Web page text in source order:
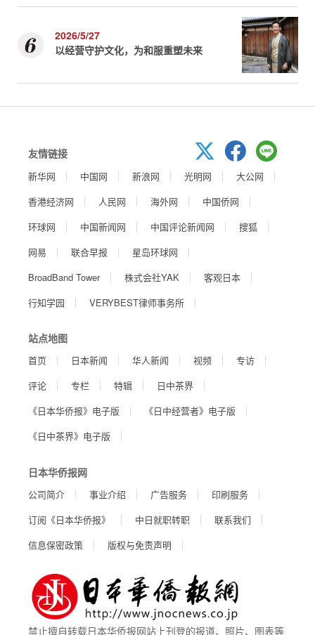
2026/5/27
以经营守护文化，为和服重塑未来
友情链接
新华网 中国网 新浪网 光明网
大公网
香港经济网
人民网 海外网
中国侨网
环球网
中国新闻网 中国评论新闻网
搜狐
网易
联合早报
星岛环球网
BroadBand Tower
株式会社YAK
客观日本
行知学园
VERYBEST律师事务所
站点地图
首页 日本新闻 华人新闻 视频
专访
评论
专栏 特辑
日中茶界
《日本华侨报》电子版
《日中经营者》电子版
《日中茶界》电子版
日本华侨报网
公司简介 事业介绍 广告服务
印刷服务
订阅《日本华侨报》
中日就职转职
联系我们
信息保密政策
版权与免责声明
禁止擅自转载日本华侨报网站上刊登的报道、照片、图表等